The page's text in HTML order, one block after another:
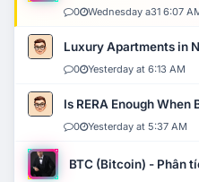
0 Wednesday a31 6:07
Luxury Apartments in
0 Yesterday at 6:13 AM
Is RERA Enough
0 Yesterday at 5:37 AM
BTC (Bitcoin) - Phân